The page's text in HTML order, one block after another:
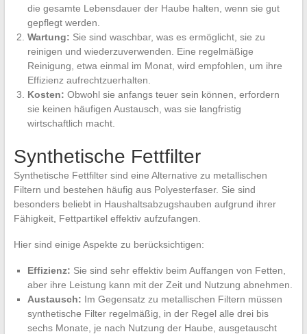
die gesamte Lebensdauer der Haube halten, wenn sie gut
gepflegt werden.
Wartung: Sie sind waschbar, was es ermöglicht, sie zu
reinigen und wiederzuverwenden. Eine regelmäßige
Reinigung, etwa einmal im Monat, wird empfohlen, um ihre
Effizienz aufrechtzuerhalten.
Kosten: Obwohl sie anfangs teuer sein können, erfordern
sie keinen häufigen Austausch, was sie langfristig
wirtschaftlich macht.
Synthetische Fettfilter
Synthetische Fettfilter sind eine Alternative zu metallischen
Filtern und bestehen häufig aus Polyesterfaser. Sie sind
besonders beliebt in Haushaltsabzugshauben aufgrund ihrer
Fähigkeit, Fettpartikel effektiv aufzufangen.
Hier sind einige Aspekte zu berücksichtigen:
Effizienz: Sie sind sehr effektiv beim Auffangen von Fetten,
aber ihre Leistung kann mit der Zeit und Nutzung abnehmen.
Austausch: Im Gegensatz zu metallischen Filtern müssen
synthetische Filter regelmäßig, in der Regel alle drei bis
sechs Monate, je nach Nutzung der Haube, ausgetauscht